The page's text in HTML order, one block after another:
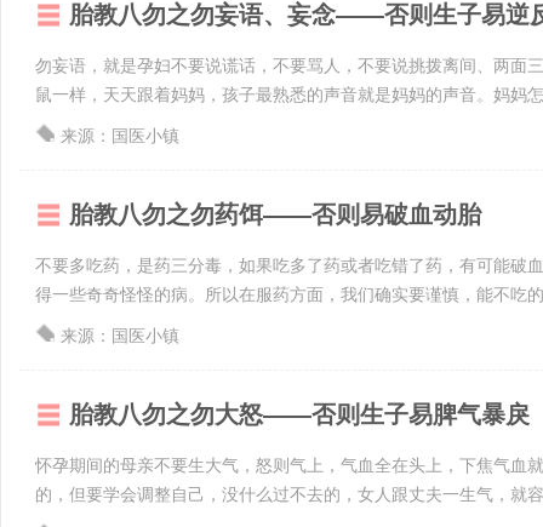
胎教八勿之勿妄语、妄念——否则生子易逆
勿妄语，就是孕妇不要说谎话，不要骂人，不要说挑拨离间、两面
鼠一样，天天跟着妈妈，孩子最熟悉的声音就是妈妈的声音。妈妈
来源：国医小镇
胎教八勿之勿药饵——否则易破血动胎
不要多吃药，是药三分毒，如果吃多了药或者吃错了药，有可能破
得一些奇奇怪怪的病。所以在服药方面，我们确实要谨慎，能不吃
来源：国医小镇
胎教八勿之勿大怒——否则生子易脾气暴戾
怀孕期间的母亲不要生大气，怒则气上，气血全在头上，下焦气血
的，但要学会调整自己，没什么过不去的，女人跟丈夫一生气，就